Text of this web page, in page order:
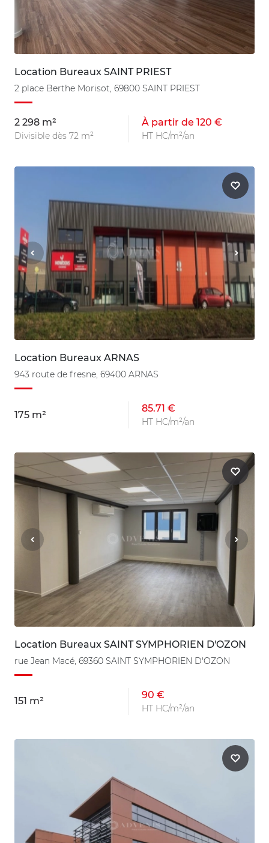
Location Bureaux SAINT PRIEST
2 place Berthe Morisot, 69800 SAINT PRIEST
2 298 m²
Divisible dès 72 m²
À partir de 120 €
HT HC/m²/an
Location Bureaux ARNAS
943 route de fresne, 69400 ARNAS
175 m²
85.71 €
HT HC/m²/an
Location Bureaux SAINT SYMPHORIEN D'OZON
rue Jean Macé, 69360 SAINT SYMPHORIEN D'OZON
151 m²
90 €
HT HC/m²/an